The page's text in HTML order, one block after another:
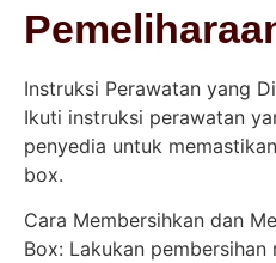
Instruksi Perawatan yang
Ikuti instruksi perawatan
penyedia untuk
box.
Cara Membersihkan dan
Box: Lakukan